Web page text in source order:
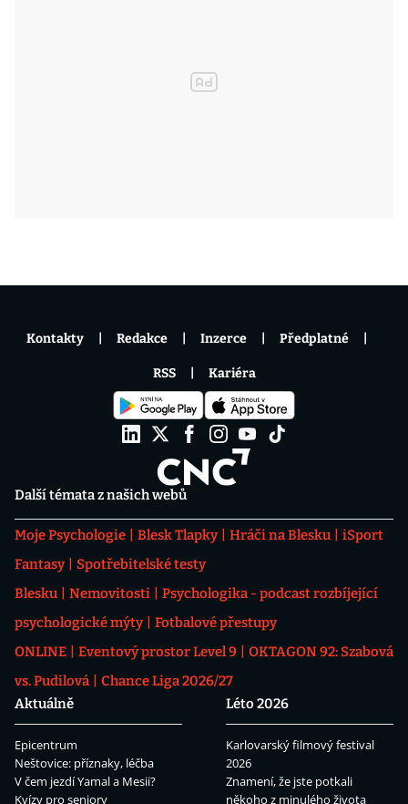
Další témata z našich webů
Moje Psychologie Blesk Tlapky Hráči na Blesku
iSport
Fantasy
Spotřebitelské testy
Blesku
Nemovitosti
Psychologika - podcast rozbíjející
psychologické mýty
Fotbalové přestupy
ONLINE
Eventový prostor Level 9
OKTAGON 92: Szabová
vs. Pudilová
Chance Liga 2026/27
Aktuálně
Epicentrum
Neštovice: příznaky, léčba
V čem jezdí Yamal a Mesii?
Kvízy pro seniory
Léto 2026
Karlovarský filmový festival
2026
Znamení, že jste potkali
někoho z minulého života
Kontakty Redakce Inzerce Předplatné
RSS Kariéra